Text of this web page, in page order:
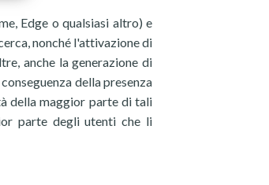
Edge o qualsiasi altro) e
nonché l'attivazione di
anche la generazione di
della presenza
della maggior parte di tali
parte degli utenti che li